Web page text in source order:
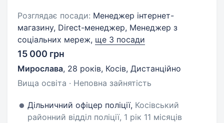
Розглядає посади: Менеджер інтернет-
магазину, Direct-менеджер, Менеджер з
соціальних мереж, ще 3 посади
15 000 грн
Мирослава, 28 років, Косів, Дистанційно
Вища освіта · Неповна зайнятість
Дільничний офіцер поліції, Косівський
районний відділ поліції, 1 рік 11 місяців